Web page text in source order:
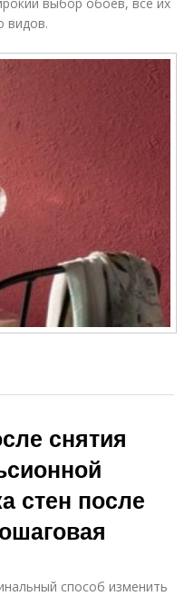
выбор обоев, все их
видов.
снятия
стен после
способ изменить